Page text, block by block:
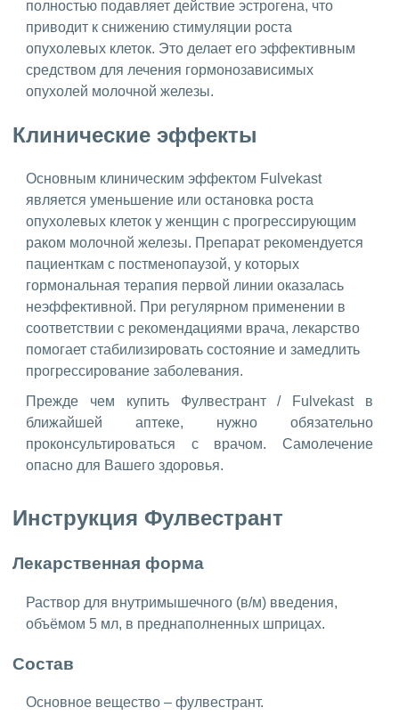
полностью подавляет действие эстрогена, что
приводит к снижению стимуляции роста
опухолевых клеток. Это делает его эффективным
средством для лечения гормонозависимых
опухолей молочной железы.
Клинические эффекты
Основным клиническим эффектом Fulvekast
является уменьшение или остановка роста
опухолевых клеток у женщин с прогрессирующим
раком молочной железы. Препарат рекомендуется
пациенткам с постменопаузой, у которых
гормональная терапия первой линии оказалась
неэффективной. При регулярном применении в
соответствии с рекомендациями врача, лекарство
помогает стабилизировать состояние и замедлить
прогрессирование заболевания.
Прежде чем купить Фулвестрант / Fulvekast в
ближайшей аптеке, нужно обязательно
проконсультироваться с врачом. Самолечение
опасно для Вашего здоровья.
Инструкция Фулвестрант
Лекарственная форма
Раствор для внутримышечного (в/м) введения,
объёмом 5 мл, в преднаполненных шприцах.
Состав
Основное вещество – фулвестрант.